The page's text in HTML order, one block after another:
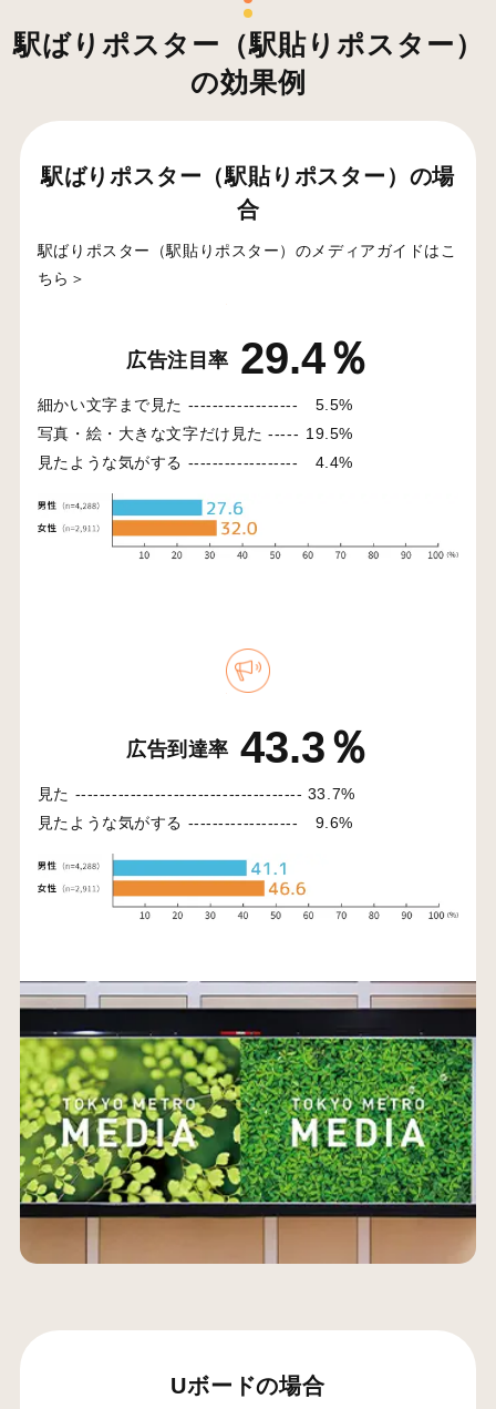
駅ばりポスター（駅貼りポスター）
の効果例
駅ばりポスター（駅貼りポスター）の場
合
駅ばりポスター（駅貼りポスター）のメディアガイドはこ
ちら＞
広告注目率 29.4％
細かい文字まで見た ------------------
5.5%
写真・絵・大きな文字だけ見た ----- 19.5%
見たような気がする ------------------
4.4%
広告到達率 43.3％
見た ------------------------------------- 33.7%
見たような気がする ------------------
9.6%
Uボードの場合